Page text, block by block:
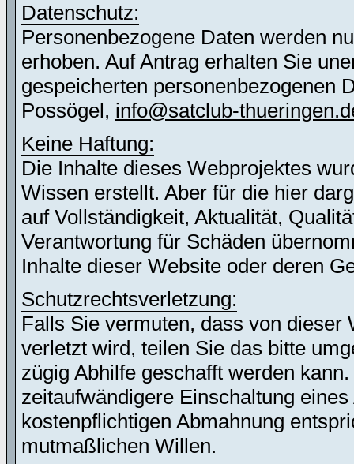
Datenschutz:
Personenbezogene Daten werden
erhoben. Auf Antrag erhalten Sie
gespeicherten personenbezogenen
Possögel, info@satclub-
Keine Haftung:
Die Inhalte dieses Webprojektes
Wissen erstellt. Aber für die hier
auf Vollständigkeit, Aktualität,
Verantwortung für Schäden
Inhalte dieser Website oder deren
Schutzrechtsverletzung:
Falls Sie vermuten, dass von
verletzt wird, teilen Sie das bitte
zügig Abhilfe geschafft werden
zeitaufwändigere Einschaltung
kostenpflichtigen Abmahnung
mutmaßlichen Willen.